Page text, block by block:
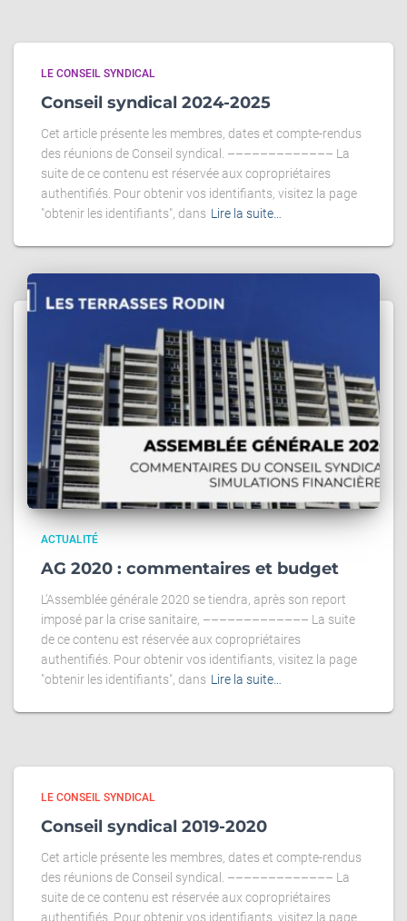
LE CONSEIL SYNDICAL
Conseil syndical 2024-2025
Cet article présente les membres, dates et compte-rendus
des réunions de Conseil syndical. ––––––––––––– La
suite de ce contenu est réservée aux copropriétaires
authentifiés. Pour obtenir vos identifiants, visitez la page
"obtenir les identifiants", dans Lire la suite…
ACTUALITÉ
AG 2020 : commentaires et budget
L’Assemblée générale 2020 se tiendra, après son report
imposé par la crise sanitaire, ––––––––––––– La suite
de ce contenu est réservée aux copropriétaires
authentifiés. Pour obtenir vos identifiants, visitez la page
"obtenir les identifiants", dans Lire la suite…
LE CONSEIL SYNDICAL
Conseil syndical 2019-2020
Cet article présente les membres, dates et compte-rendus
des réunions de Conseil syndical. ––––––––––––– La
suite de ce contenu est réservée aux copropriétaires
authentifiés. Pour obtenir vos identifiants, visitez la page